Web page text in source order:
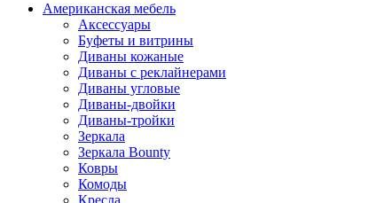
Американская мебель
Аксессуары
Буфеты и витрины
Диваны кожаные
Диваны с реклайнерами
Диваны угловые
Диваны-двойки
Диваны-тройки
Зеркала
Зеркала Bounty
Ковры
Комоды
Кресла